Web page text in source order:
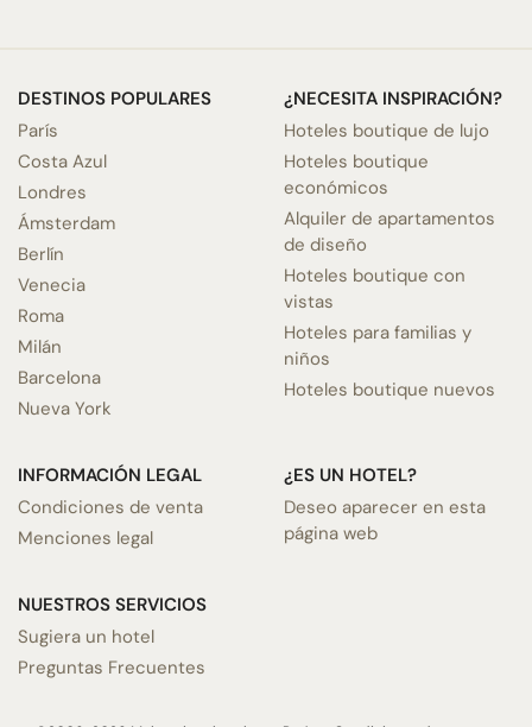
DESTINOS POPULARES
París
Costa Azul
Londres
Ámsterdam
Berlín
Venecia
Roma
Milán
Barcelona
Nueva York
¿NECESITA INSPIRACIÓN?
Hoteles boutique de lujo
Hoteles boutique
económicos
Alquiler de apartamentos
de diseño
Hoteles boutique con
vistas
Hoteles para familias y
niños
Hoteles boutique nuevos
INFORMACIÓN LEGAL
Condiciones de venta
Menciones legal
NUESTROS SERVICIOS
Sugiera un hotel
Preguntas Frecuentes
¿ES UN HOTEL?
Deseo aparecer en esta
página web